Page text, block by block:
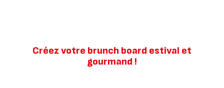
Créez votre brunch board estival et
gourmand !